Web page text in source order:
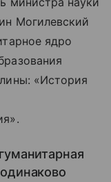
Могилевский
ядро
«История